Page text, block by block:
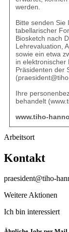
werden.
Bitte senden Sie
tabellarischer
Biosketch nach
Lehrevaluation,
sowie ein etwa
in
Präsidenten der
(
Ihre
behandelt (
www.tiho-
Arbeitsort
Kontakt
praesident@tiho-
Weitere Aktionen
Ich bin interessiert